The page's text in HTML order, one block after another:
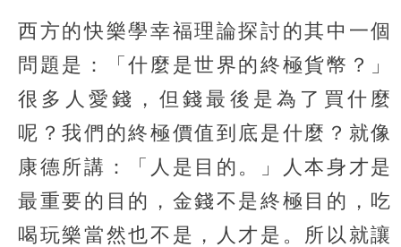
西方的快樂學幸福理論探討的其中一個
問題是：「什麼是世界的終極貨幣？」
很多人愛錢，但錢最後是為了買什麼
呢？我們的終極價值到底是什麼？就像
康德所講：「人是目的。」人本身才是
最重要的目的，金錢不是終極目的，吃
喝玩樂當然也不是，人才是。所以就讓